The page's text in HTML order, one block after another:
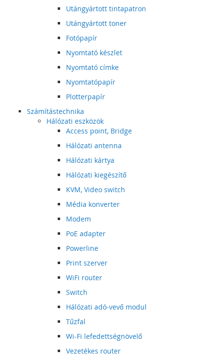
Utángyártott tintapatron
Utángyártott toner
Fotópapír
Nyomtató készlet
Nyomtató címke
Nyomtatópapír
Plotterpapír
Számítástechnika
Hálózati eszközök
Access point, Bridge
Hálózati antenna
Hálózati kártya
Hálózati kiegészítő
KVM, Video switch
Média konverter
Modem
PoE adapter
Powerline
Print szerver
WiFi router
Switch
Hálózati adó-vevő modul
Tűzfal
Wi-Fi lefedettségnövelő
Vezetékes router